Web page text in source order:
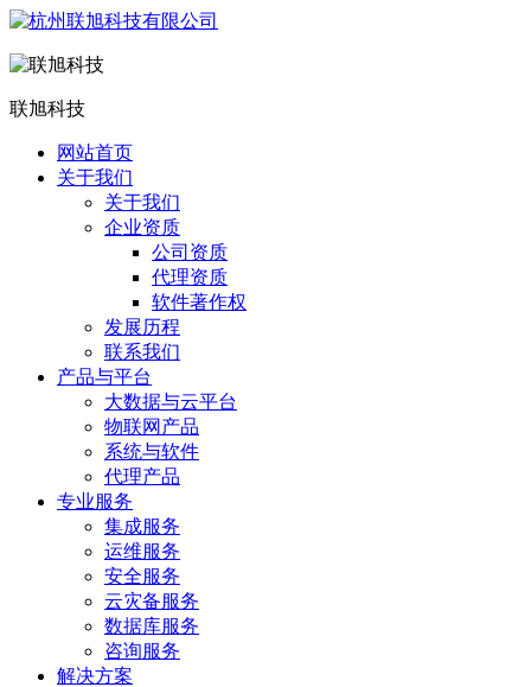
联旭科技
网站首页
关于我们
关于我们
企业资质
公司资质
代理资质
软件著作权
发展历程
联系我们
产品与平台
大数据与云平台
物联网产品
系统与软件
代理产品
专业服务
集成服务
运维服务
安全服务
云灾备服务
数据库服务
咨询服务
解决方案